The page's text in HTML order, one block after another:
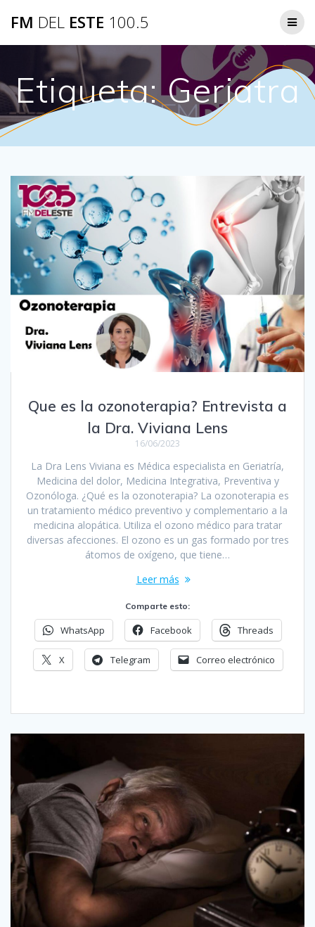
FM DEL ESTE 100.5
Etiqueta:Geriatra
Que es la ozonoterapia? Entrevista a
la Dra. Viviana Lens
16/06/2023
La Dra Lens Viviana es Médica especialista en Geriatría,
Medicina del dolor, Medicina Integrativa, Preventiva y
Ozonóloga. ¿Qué es la ozonoterapia? La ozonoterapia es
un tratamiento médico preventivo y complementario a la
medicina alopática. Utiliza el ozono médico para tratar
diversas afecciones. El ozono es un gas formado por tres
átomos de oxígeno, que tiene…
Leer más
Comparte esto:
WhatsApp Facebook Threads
X Telegram Correo electrónico